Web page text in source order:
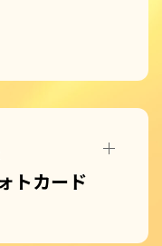
トカード